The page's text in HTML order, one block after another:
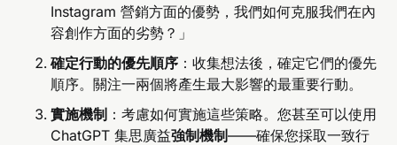
Instagram 營銷方面的優勢，我們如何克服我們在內
容創作方面的劣勢？」
確定行動的優先順序 ：收集想法後，確定它們的優先
順序。關注一兩個將產生最大影響的最重要行動。
實施機制 ：考慮如何實施這些策略。您甚至可以使用
ChatGPT 集思廣益強制機制——確保您採取一致行